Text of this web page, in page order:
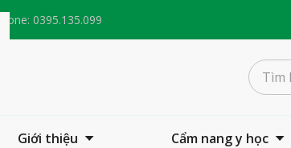
Phone: 0395.135.099
Giới thiệu Cẩm nang y học